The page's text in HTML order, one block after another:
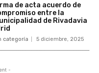
de acta acuerdo de
entre la
de Rivadavia
categoría 5 diciembre, 2025
-